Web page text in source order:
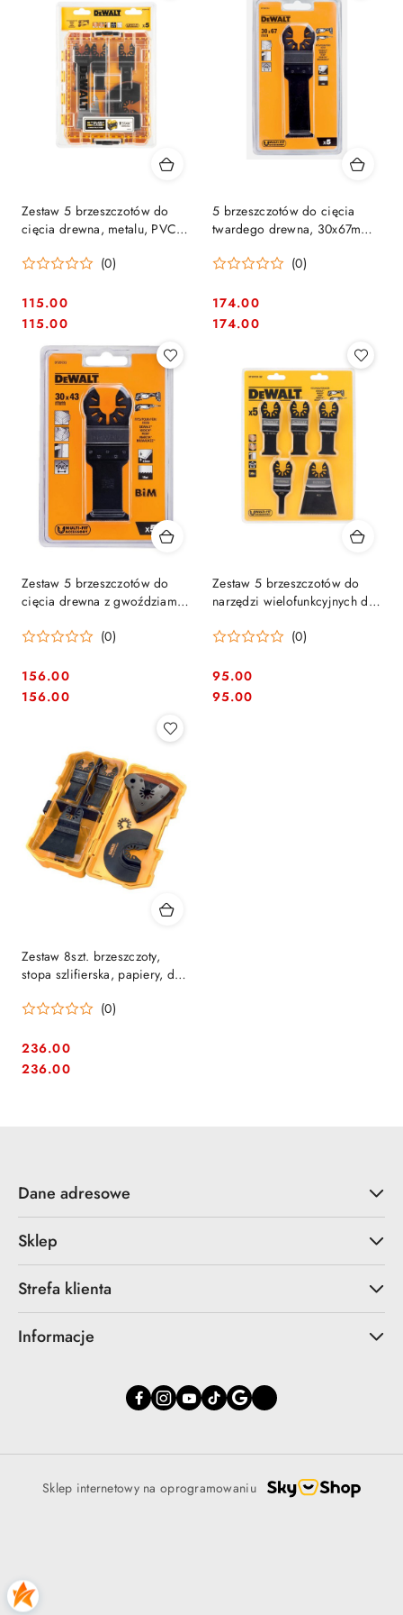
Zestaw 5 brzeszczotów do
cięcia drewna, metalu, PVC
(0)
Cena:
115.00
Cena:
115.00
5 brzeszczotów do cięcia
twardego drewna, 30x67mm,
(0)
Cena:
174.00
Cena:
174.00
Zestaw 5 brzeszczotów do
cięcia drewna z gwoździami,
narzędzi wielofunkcyjnych
(0)
Cena:
156.00
Cena:
156.00
Zestaw 5 brzeszczotów do
narzędzi wielofunkcyjnych do
PCV, płyt G-K, DeWalt
(0)
Cena:
95.00
Cena:
95.00
Zestaw 8szt. brzeszczoty,
stopa szlifierska, papiery, do
gwoździami, PCV, płyt G-K,
(0)
Cena:
236.00
Cena:
236.00
Dane adresowe
Sklep
Strefa klienta
Informacje
Sklep internetowy na oprogramowaniu